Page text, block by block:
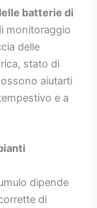
batterie di
monitoraggio
delle
stato di
aiutarti
e a
dipende
di